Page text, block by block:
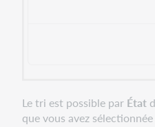
Le tri est possible par État
que vous avez